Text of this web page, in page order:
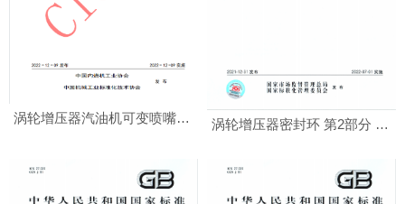
涡轮增压器汽油机可变喷嘴环 通用技术条件 涡轮增压器密封环 第2部分 检验方法